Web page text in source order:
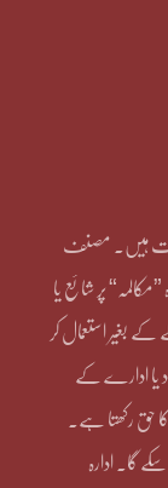
ملکیت ہیں۔ مصنف
پر شائع یا
بغیر استعمال کر
یا ادارے کے
حق رکھتا ہے۔
سکے گا۔ ادارہ